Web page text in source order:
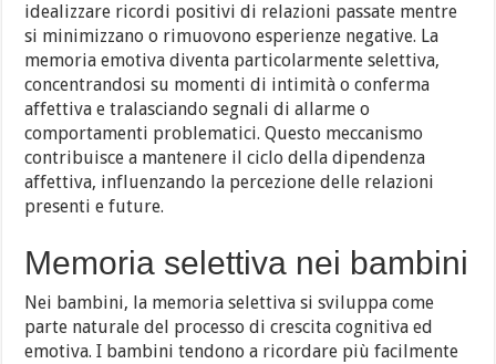
idealizzare ricordi positivi di relazioni passate mentre
si minimizzano o rimuovono esperienze negative. La
memoria emotiva diventa particolarmente selettiva,
concentrandosi su momenti di intimità o conferma
affettiva e tralasciando segnali di allarme o
comportamenti problematici. Questo meccanismo
contribuisce a mantenere il ciclo della dipendenza
affettiva, influenzando la percezione delle relazioni
presenti e future.
Memoria selettiva nei bambini
Nei bambini, la memoria selettiva si sviluppa come
parte naturale del processo di crescita cognitiva ed
emotiva. I bambini tendono a ricordare più facilmente